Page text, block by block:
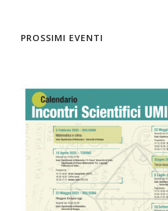
PROSSIMI EVENTI